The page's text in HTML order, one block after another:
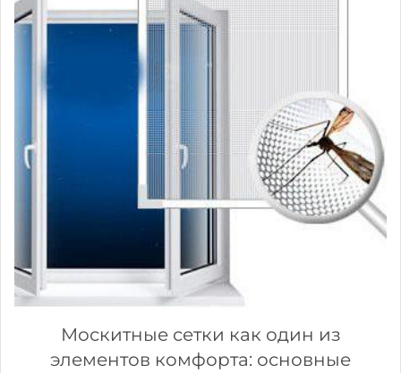
Москитные сетки как один из
элементов комфорта: основные